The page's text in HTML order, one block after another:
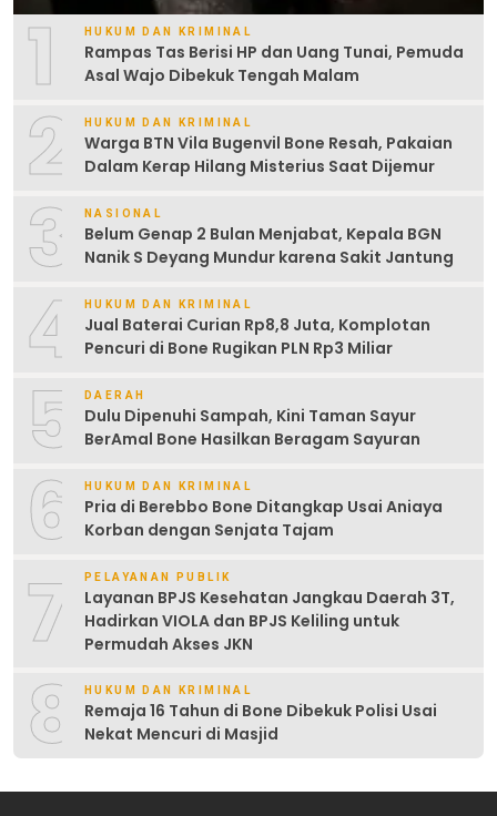
1 HUKUM DAN KRIMINAL
Rampas Tas Berisi HP dan Uang Tunai, Pemuda
Asal Wajo Dibekuk Tengah Malam
2 HUKUM DAN KRIMINAL
Warga BTN Vila Bugenvil Bone Resah, Pakaian
Dalam Kerap Hilang Misterius Saat Dijemur
3 NASIONAL
Belum Genap 2 Bulan Menjabat, Kepala BGN
Nanik S Deyang Mundur karena Sakit Jantung
4 HUKUM DAN KRIMINAL
Jual Baterai Curian Rp8,8 Juta, Komplotan
Pencuri di Bone Rugikan PLN Rp3 Miliar
5 DAERAH
Dulu Dipenuhi Sampah, Kini Taman Sayur
BerAmal Bone Hasilkan Beragam Sayuran
6 HUKUM DAN KRIMINAL
Pria di Berebbo Bone Ditangkap Usai Aniaya
Korban dengan Senjata Tajam
7 PELAYANAN PUBLIK
Layanan BPJS Kesehatan Jangkau Daerah 3T,
Hadirkan VIOLA dan BPJS Keliling untuk
Permudah Akses JKN
8 HUKUM DAN KRIMINAL
Remaja 16 Tahun di Bone Dibekuk Polisi Usai
Nekat Mencuri di Masjid